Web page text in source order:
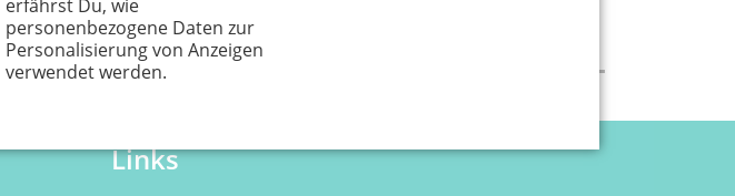
erfährst Du, wie
personenbezogene Daten zur
Personalisierung von Anzeigen
verwendet werden.
Links